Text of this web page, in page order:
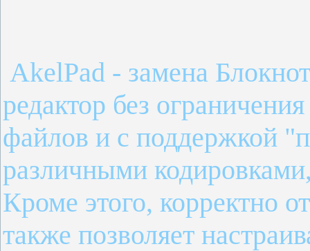
AkelPad - замена
редактор без
файлов и с поддержкой
различными
Кроме этого, корректно
также позволяет